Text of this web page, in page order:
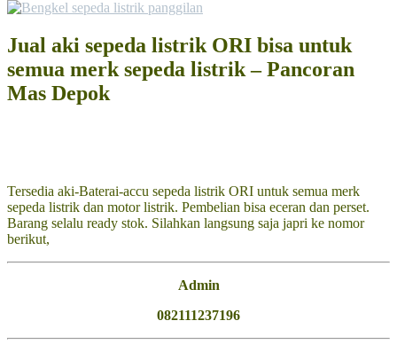
Jual aki sepeda listrik ORI bisa untuk
semua merk sepeda listrik – Pancoran
Mas Depok
Tersedia aki-Baterai-accu sepeda listrik ORI untuk semua merk
sepeda listrik dan motor listrik. Pembelian bisa eceran dan perset.
Barang selalu ready stok. Silahkan langsung saja japri ke nomor
berikut,
Admin
082111237196